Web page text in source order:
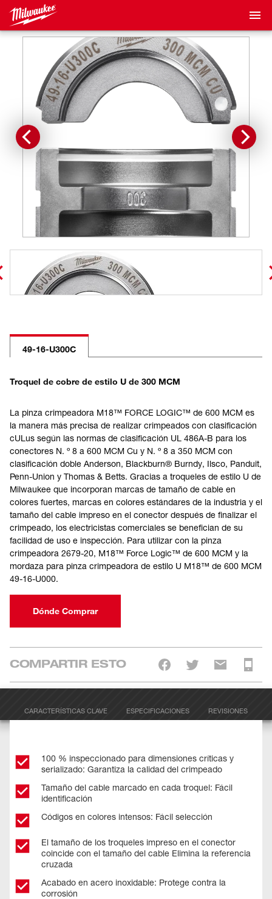
49-16-U300C
Troquel de cobre de estilo U de 300 MCM
La pinza crimpeadora M18™ FORCE LOGIC™ de 600 MCM es
la manera más precisa de realizar crimpeados con clasificación
cULus según las normas de clasificación UL 486A-B para los
conectores N. º 8 a 600 MCM Cu y N. º 8 a 350 MCM con
clasificación doble Anderson, Blackburn® Burndy, Ilsco, Panduit,
Penn-Union y Thomas & Betts. Gracias a troqueles de estilo U de
Milwaukee que incorporan marcas de tamaño de cable en
colores fuertes, marcas en colores estándares de la industria y el
tamaño del cable impreso en el conector después de finalizar el
crimpeado, los electricistas comerciales se benefician de su
facilidad de uso e inspección. Para utilizar con la pinza
crimpeadora 2679-20, M18™ Force Logic™ de 600 MCM y la
mordaza para pinza crimpeadora de estilo U M18™ de 600 MCM
49-16-U000.
Dónde Comprar
COMPARTIR ESTO
CARACTERÍSTICAS CLAVE ESPECIFICACIONES REVISIONES
100 % inspeccionado para dimensiones críticas y
serializado: Garantiza la calidad del crimpeado
Tamaño del cable marcado en cada troquel: Fácil
identificación
Códigos en colores intensos: Fácil selección
El tamaño de los troqueles impreso en el conector
coincide con el tamaño del cable Elimina la referencia
cruzada
Acabado en acero inoxidable: Protege contra la
corrosión